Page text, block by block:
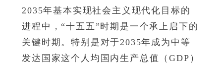
2035年基本实现社会主义现代化目标的
进程中，“十五五”时期是一个承上启下的
关键时期。特别是对于2035年成为中等
发达国家这个人均国内生产总值（GDP）